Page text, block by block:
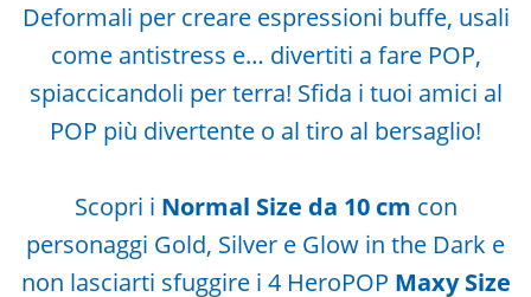
Deformali per creare espressioni buffe, usali
come antistress e… divertiti a fare POP,
spiaccicandoli per terra! Sfida i tuoi amici al
POP più divertente o al tiro al bersaglio!
Scopri i Normal Size da 10 cm con
personaggi Gold, Silver e Glow in the Dark e
non lasciarti sfuggire i 4 HeroPOP Maxy Size